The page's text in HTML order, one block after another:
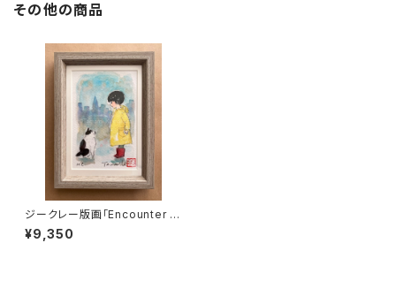
その他の商品
ジークレー版画「Encounter ~
出逢い」ポストカードサイズ リミ
テッドエディション50
¥9,350